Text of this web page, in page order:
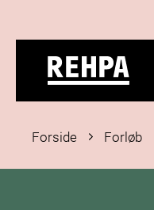
Forside Forløb